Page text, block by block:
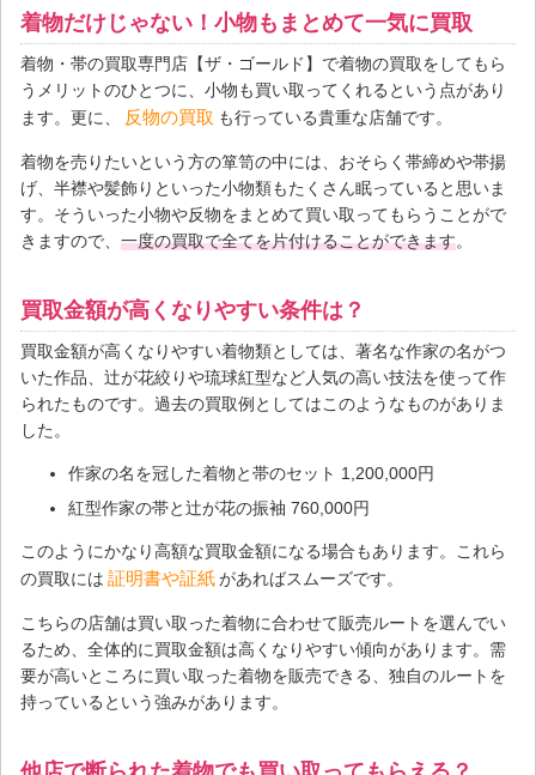
着物だけじゃない！小物もまとめて一気に買取
着物・帯の買取専門店【ザ・ゴールド】で着物の買取をしてもら
うメリットのひとつに、小物も買い取ってくれるという点があり
ます。更に、
反物の買取 も行っている貴重な店舗です。
着物を売りたいという方の箪笥の中には、おそらく帯締めや帯揚
げ、半襟や髪飾りといった小物類もたくさん眠っていると思いま
す。そういった小物や反物をまとめて買い取ってもらうことがで
きますので、 一度の買取で全てを片付けることができます。
買取金額が高くなりやすい条件は？
買取金額が高くなりやすい着物類としては、著名な作家の名がつ
いた作品、辻が花絞りや琉球紅型など人気の高い技法を使って作
られたものです。過去の買取例としてはこのようなものがありま
した。
作家の名を冠した着物と帯のセット 1,200,000円
紅型作家の帯と辻が花の振袖 760,000円
このようにかなり高額な買取金額になる場合もあります。これら
の買取には 証明書や証紙があればスムーズです。
こちらの店舗は買い取った着物に合わせて販売ルートを選んでい
るため、全体的に買取金額は高くなりやすい傾向があります。需
要が高いところに買い取った着物を販売できる、独自のルートを
持っているという強みがあります。